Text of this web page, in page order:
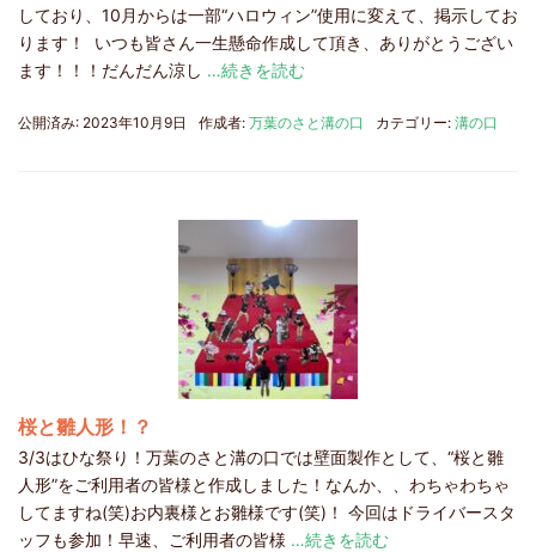
しており、10月からは一部“ハロウィン”使用に変えて、掲示してお
ります！ いつも皆さん一生懸命作成して頂き、ありがとうござい
ます！！！だんだん涼し …続きを読む
公開済み: 2023年10月9日 作成者: 万葉のさと溝の口 カテゴリー: 溝の口
桜と雛人形！？
3/3はひな祭り！万葉のさと溝の口では壁面製作として、“桜と雛
人形”をご利用者の皆様と作成しました！なんか、、わちゃわちゃ
してますね(笑)お内裏様とお雛様です(笑)！ 今回はドライバースタ
ッフも参加！早速、ご利用者の皆様 …続きを読む